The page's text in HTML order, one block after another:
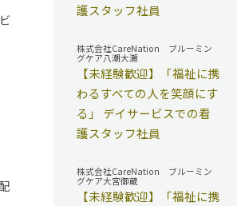
護スタッフ社員
株式会社CareNation ブルーミン
グケア八潮大瀬
【未経験歓迎】「福祉に携
わるすべての人を笑顔にす
る」 デイサービスでの看
護スタッフ社員
株式会社CareNation ブルーミン
グケア大宮御蔵
【未経験歓迎】「福祉に携